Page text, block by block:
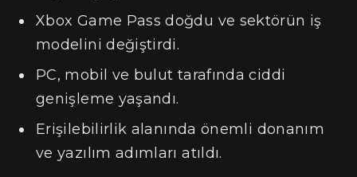
Xbox Game Pass doğdu ve sektörün iş
modelini değiştirdi.
PC, mobil ve bulut tarafında ciddi
genişleme yaşandı.
Erişilebilirlik alanında önemli donanım
ve yazılım adımları atıldı.